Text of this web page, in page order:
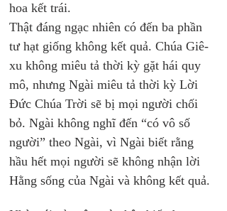
hoa kết trái.
Thật đáng ngạc nhiên có đến ba phần
tư hạt giống không kết quả. Chúa Giê-
xu không miêu tả thời kỳ gặt hái quy
mô, nhưng Ngài miêu tả thời kỳ Lời
Đức Chúa Trời sẽ bị mọi người chối
bỏ. Ngài không nghĩ đến “có vô số
người” theo Ngài, vì Ngài biết rằng
hầu hết mọi người sẽ không nhận lời
Hằng sống của Ngài và không kết quả.